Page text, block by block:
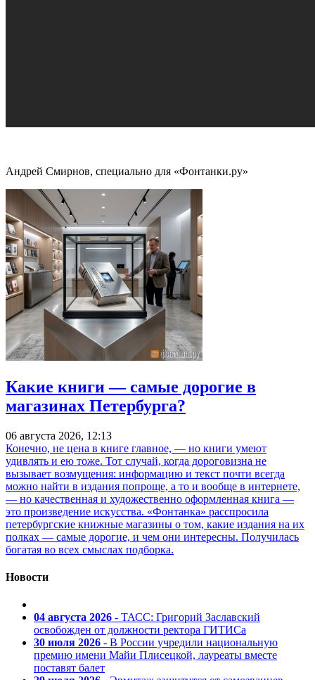
Андрей Смирнов, специально для «Фонтанки.ру»
Какие книги — самые дорогие в
магазинах Петербурга?
06 августа 2026, 12:13
Конечно, не цена в книге главное, — но книги умеют
удивлять и ею тоже. Тот случай, когда дороговизна не
вызывает возмущения: информацию и текст почти всегда
можно найти в издания попроще, а то и вообще в интернете,
— но качественная и художественно оформленная книга —
это произведение искусства. «Фонтанка» расспросила
петербургские книжные магазины о том, какие издания на их
полках — самые дорогие, и чем они интересны. Получилась
богатая во всех смыслах подборка.
Новости
04 августа 2026 - ТАСС: Григорий Заславский
освобожден от должности ректора ГИТИСа
30 июля 2026 - В России учредили национальную
премию имени Майи Плисецкой, лауреаты вместе
поставят балет